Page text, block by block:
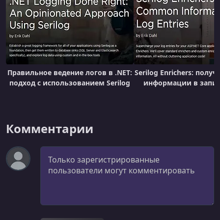
УРОК 20. 00:01:30
Summary and Send-off
Правильное ведение логов в .NET:
подход с использованием Serilog
Serilog Enrichers:
информации в
Комментарии
Комментарий